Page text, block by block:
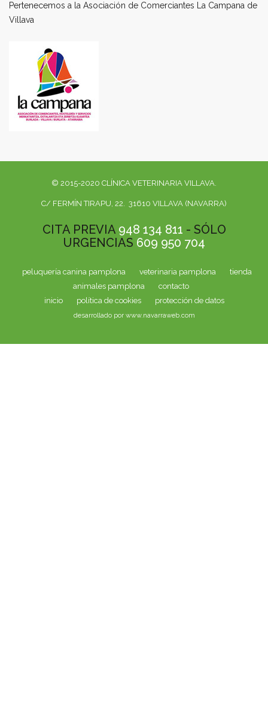
Pertenecemos a la Asociación de Comerciantes La Campana de
Villava
© 2015-2020 CLÍNICA VETERINARIA VILLAVA.
C/ FERMÍN TIRAPU, 22. 31610 VILLAVA (NAVARRA)
CITA PREVIA 948 134 811 - SÓLO
URGENCIAS 609 950 704
peluquería canina pamplona veterinaria pamplona
tienda
animales pamplona
contacto
inicio
política de cookies protección de datos
desarrollado por www.navarraweb.com